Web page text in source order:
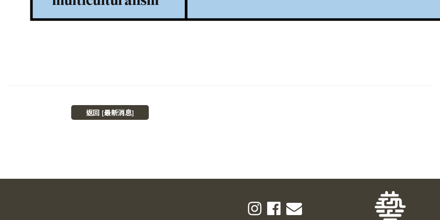
返回 [最新消息]